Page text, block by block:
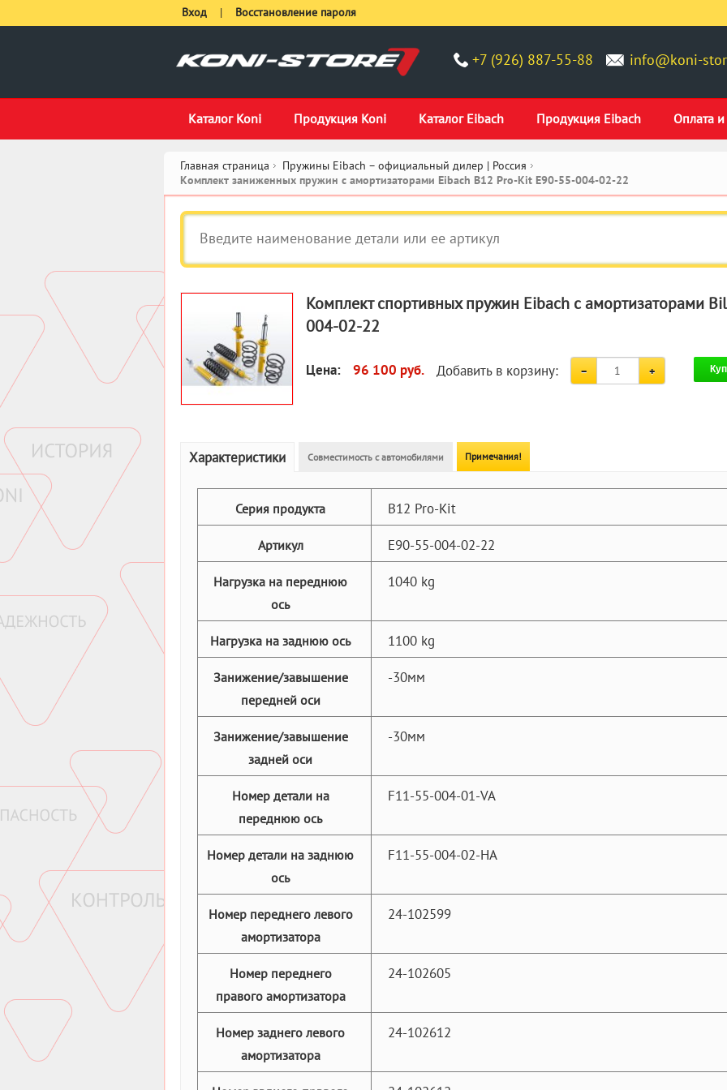
+7 (926) 887-55-88 info@koni-
Каталог Koni Продукция Koni Каталог Eibach Продукция Eibach Оплата и
Вход | Восстановление пароля
Главная страница Пружины Eibach – официальный дилер | Россия
Комплект заниженных пружин с амортизаторами Eibach B12 Pro-Kit E90-55-004-02-22
Комплект спортивных пружин Eibach с амортизаторами
004-02-22
Цена: 96 100 руб. Добавить в корзину:
Характеристики Совместимость с автомобилями Примечания!
Серия продукта B12 Pro-Kit
Артикул E90-55-004-02-22
Нагрузка на переднюю
ось
1040 kg
Нагрузка на заднюю ось 1100 kg
Занижение/завышение
передней оси
-30мм
Занижение/завышение
задней оси
-30мм
Номер детали на
переднюю ось
F11-55-004-01-VA
Номер детали на заднюю
ось
F11-55-004-02-HA
Номер переднего левого
амортизатора
24-102599
Номер переднего
правого амортизатора
24-102605
Номер заднего левого
амортизатора
24-102612